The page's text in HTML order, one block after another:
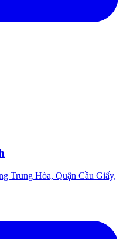
Trung Hòa, Quận Cầu Giấy,